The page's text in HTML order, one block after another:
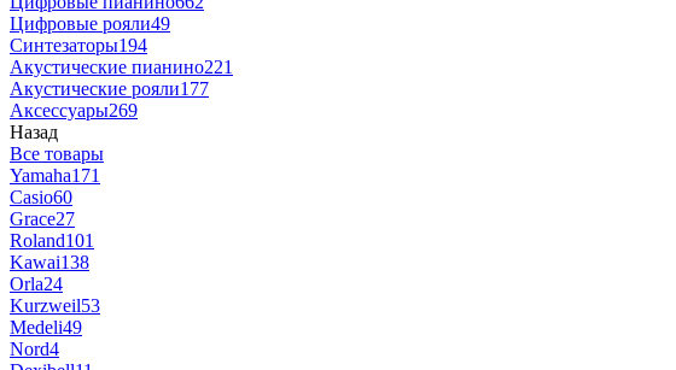
Цифровые рояли49
Синтезаторы194
Акустические пианино221
Акустические рояли177
Аксессуары269
Назад
Все товары
Yamaha171
Casio60
Grace27
Roland101
Kawai138
Orla24
Kurzweil53
Medeli49
Nord4